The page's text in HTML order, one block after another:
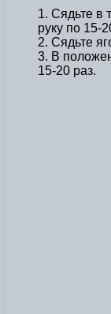
1. Сядьте в
руку по 15-
2. Сядьте
3. В
15-20 раз.